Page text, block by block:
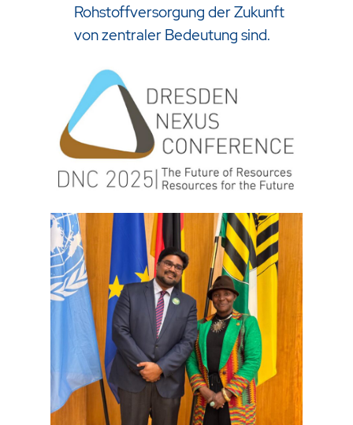
Rohstoffversorgung der Zukunft
von zentraler Bedeutung sind.